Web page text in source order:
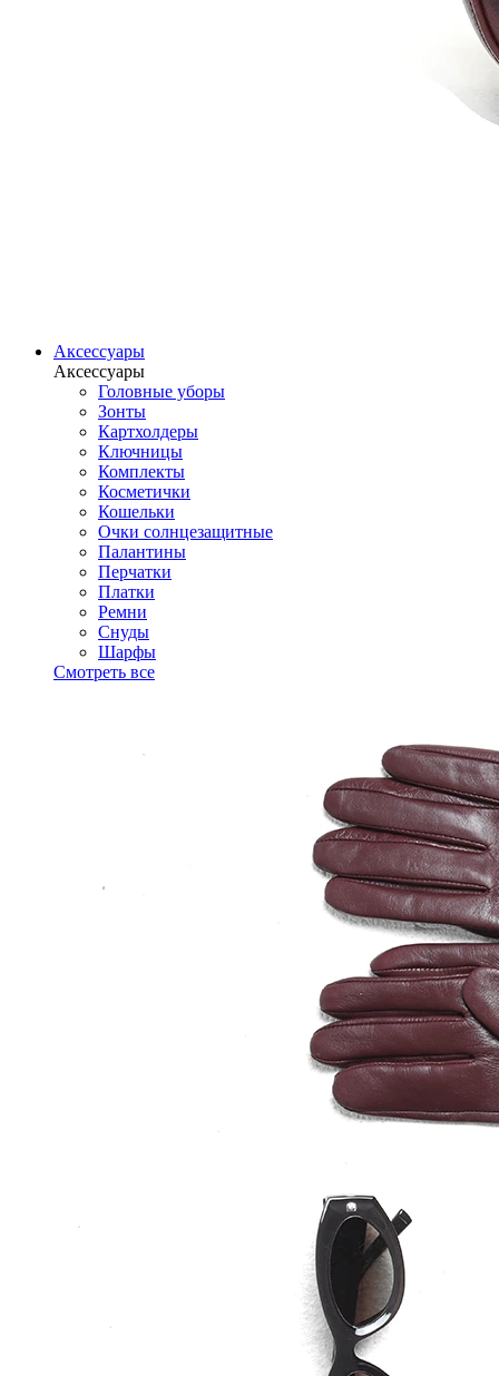
Аксессуары
Аксессуары
Головные уборы
Зонты
Картхолдеры
Ключницы
Комплекты
Косметички
Кошельки
Очки солнцезащитные
Палантины
Перчатки
Платки
Ремни
Снуды
Шарфы
Смотреть все